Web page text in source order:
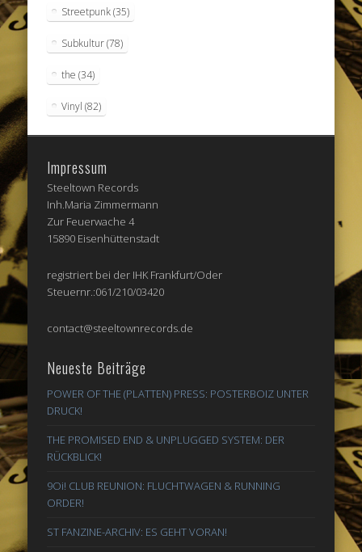
Streetpunk(35)
Subkultur(78)
the (34)
Vinyl (82)
Impressum
Steeltown Records
Inh.Maria Zimmermann
Zur Feuerwache 4
15890 Eisenhüttenstadt
registriert bei der IHK Frankfurt/Oder
Steuernr.:061/210/03420
contact@steeltownrecords.de
Neueste Beiträge
POWER OF THE (PLATTEN) PRESS: POSTERBOIZ UNTER
DRUCK!
THE PROMISED END & UNPLUGGED SYSTEM: DER
RÜCKBLICK!
9Oi! CLUB REUNION: FLUCHTWAGEN & RUNNING
ORDER!
ST FANZINE-ARCHIV: ES GEHT VORAN!